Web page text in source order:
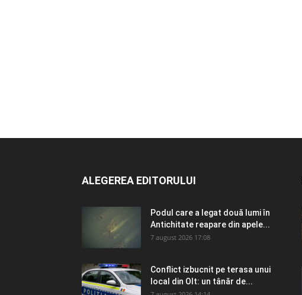
ALEGEREA EDITORULUI
Podul care a legat două lumi în
Antichitate reapare din apele...
7 august 2026 17:08
Conflict izbucnit pe terasa unui
local din Olt: un tânăr de...